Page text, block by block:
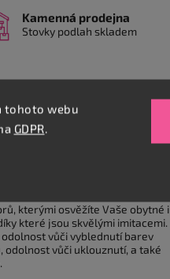
tohoto webu
GDPR.
Kamenná prodejna
Stovky podlah skladem
kterými osvěžíte Vaše obytné i
které jsou skvělými imitacemi.
vůči vyblednutí barev
vůči uklouznutí, a také